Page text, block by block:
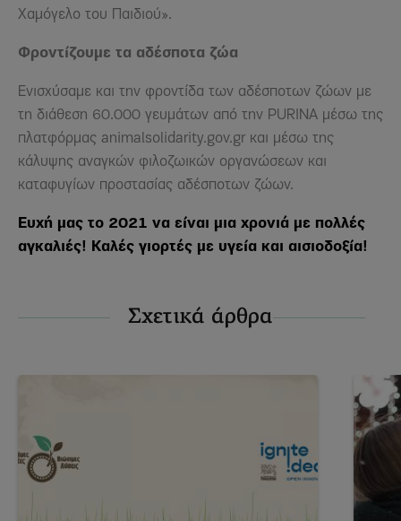
Χαμόγελο του Παιδιού».
Φροντίζουμε τα αδέσποτα ζώα
Ενισχύσαμε και την φροντίδα των αδέσποτων ζώων με
τη διάθεση 60.000 γευμάτων από την PURINA μέσω της
πλατφόρμας animalsolidarity.gov.gr και μέσω της
κάλυψης αναγκών φιλοζωικών οργανώσεων και
καταφυγίων προστασίας αδέσποτων ζώων.
Ευχή μας το 2021 να είναι μια χρονιά με πολλές
αγκαλιές! Καλές γιορτές με υγεία και αισιοδοξία!
Σχετικά άρθρα